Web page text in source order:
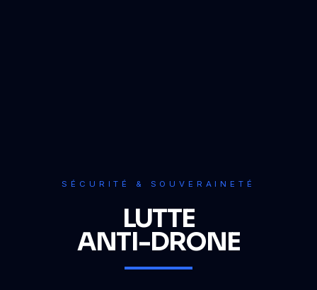
SÉCURITÉ & SOUVERAINETÉ
LUTTE
ANTI-DRONE